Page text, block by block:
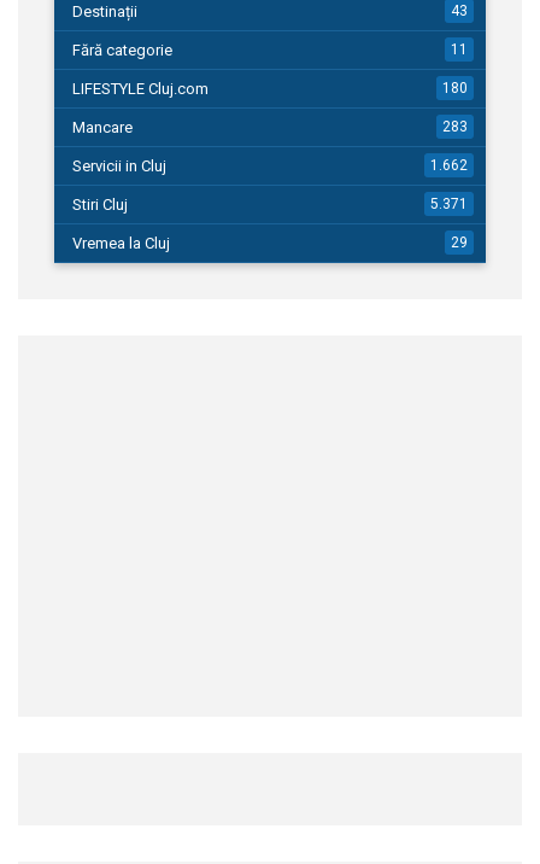
Destinații 43
Fără categorie 11
LIFESTYLE Cluj.com 180
Mancare 283
Servicii in Cluj 1.662
Stiri Cluj 5.371
Vremea la Cluj 29